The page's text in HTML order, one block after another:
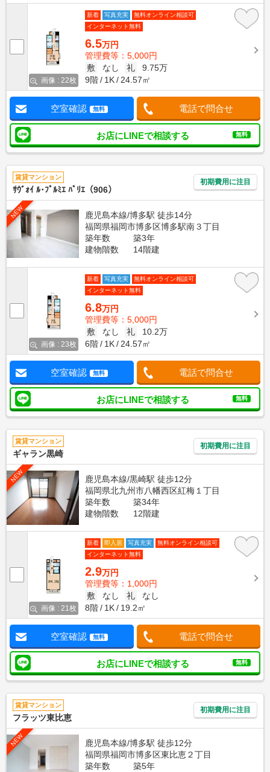
画像 : 22枚
新着 写真充実
無料オンライン相談可
インターネット無料
6.5万円
管理費等：5,000円
敷
なし 礼
9.75万
9階
1K 24.57㎡
空室確認 無料 電話で問合せ
お店にLINEで相談する 無料
賃貸マンション
ｻｳﾞｫｲ ﾙ･ﾌﾟﾙﾐｴ ﾊﾟﾘｴ（906）
初期費用に注目
NEW
鹿児島本線/博多駅 徒歩14分
福岡県福岡市博多区博多駅南３丁目
築年数
築3年
建物階数
14階建
画像 : 23枚
新着 写真充実
無料オンライン相談可
インターネット無料
6.8万円
管理費等：5,000円
敷
なし 礼
10.2万
6階
1K 24.57㎡
空室確認 無料 電話で問合せ
お店にLINEで相談する 無料
賃貸マンション
ギャラン黒崎
初期費用に注目
NEW
鹿児島本線/黒崎駅 徒歩12分
福岡県北九州市八幡西区紅梅１丁目
築年数
築34年
建物階数
12階建
画像 : 21枚
新着 即入居 写真充実
無料オンライン相談可
インターネット無料
2.9万円
管理費等：1,000円
敷
なし 礼
なし
8階
1K 19.2㎡
空室確認 無料 電話で問合せ
お店にLINEで相談する 無料
賃貸マンション
フラッツ東比恵
初期費用に注目
NEW
鹿児島本線/博多駅 徒歩12分
福岡県福岡市博多区東比恵２丁目
築年数
築5年